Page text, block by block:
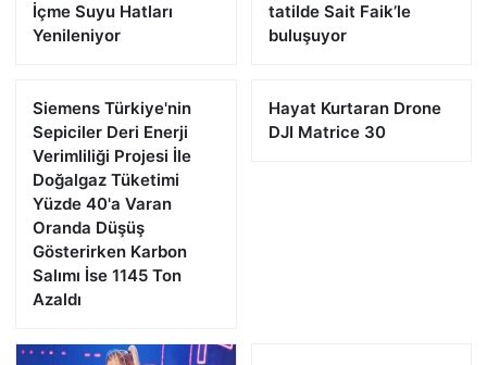
İçme Suyu Hatları
Yenileniyor
tatilde Sait Faik’le
buluşuyor
Siemens Türkiye'nin
Sepiciler Deri Enerji
Verimliliği Projesi İle
Doğalgaz Tüketimi
Yüzde 40'a Varan
Oranda Düşüş
Gösterirken Karbon
Salımı İse 1145 Ton
Azaldı
Hayat Kurtaran Drone
DJI Matrice 30